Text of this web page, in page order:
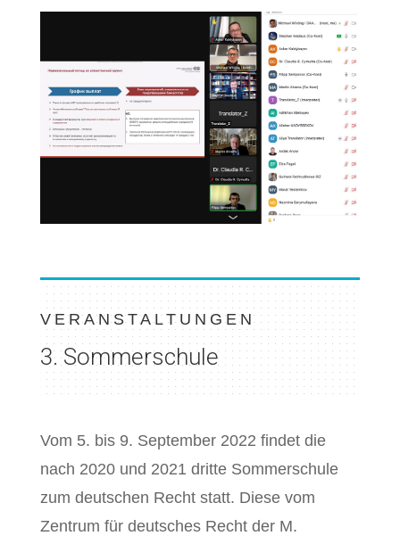
VERANSTALTUNGEN
3.Sommerschule
Vom 5. bis 9. September 2022 findet die
nach 2020 und 2021 dritte Sommerschule
zum deutschen Recht statt. Diese vom
Zentrum für deutsches Recht der M.